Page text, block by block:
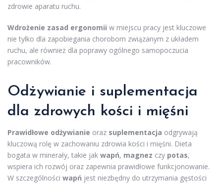
zdrowie aparatu ruchu.
Wdrożenie zasad ergonomii w miejscu pracy jest kluczowe
nie tylko dla zapobiegania chorobom związanym z układem
ruchu, ale również dla poprawy ogólnego samopoczucia
pracowników.
Odżywianie i suplementacja
dla zdrowych kości i mięśni
Prawidłowe odżywianie oraz suplementacja odgrywają
kluczową rolę w zachowaniu zdrowia kości i mięśni. Dieta
bogata w minerały, takie jak wapń, magnez czy potas,
wspiera ich rozwój oraz zapewnia prawidłowe funkcjonowanie.
W szczególności wapń jest niezbędny do utrzymania gęstości